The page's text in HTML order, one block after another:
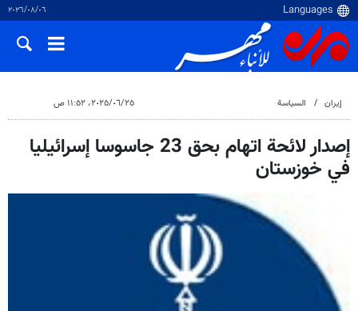
٠٦‏/٠٨‏/٢٠٢٦
إيران السياسة ٢٥‏/٠٦‏/٢٠٢٥، ١١:٥٢ ص
إصدار لائحة اتهام بحق 23 جاسوسا إسرائيليا
في خوزستان